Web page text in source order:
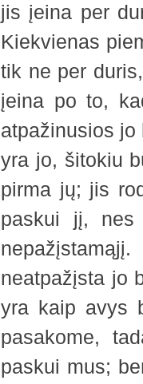
jis įeina per
Kiekvienas
tik ne per
įeina po to,
atpažinusios
yra jo, šitokiu
pirma jų; jis
paskui jį,
neatpažįsta jo
yra kaip avys
pasakome,
paskui mus;